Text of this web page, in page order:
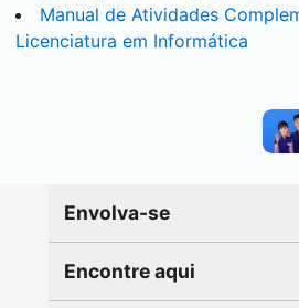
Manual de Atividades
Licenciatura em Informática
Envolva-se
Encontre aqui